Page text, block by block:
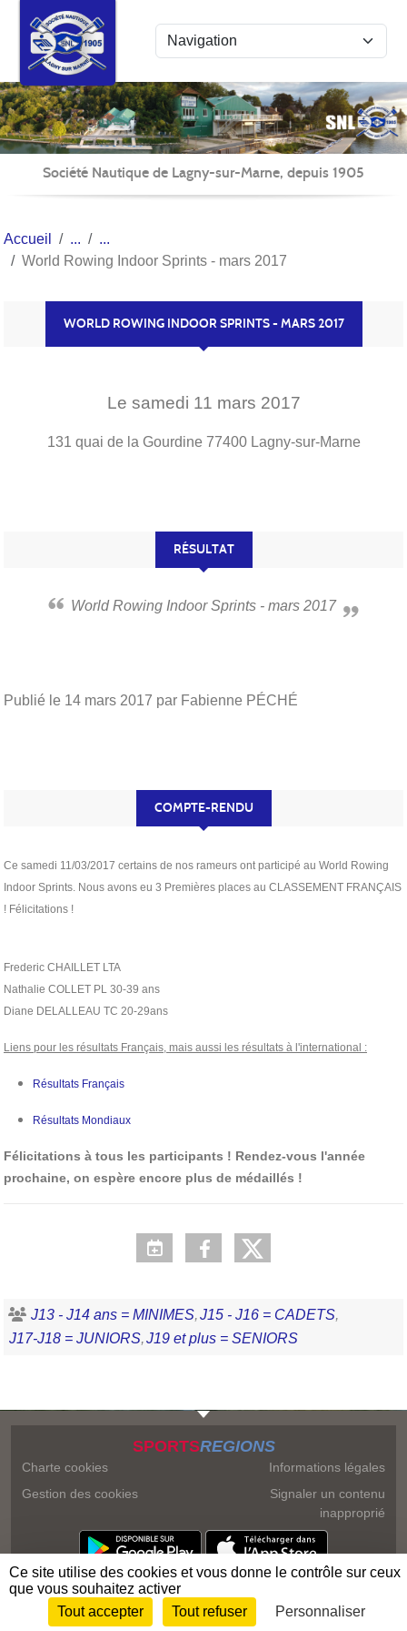
Société Nautique de Lagny-sur-Marne, depuis 1905
Accueil
World Rowing Indoor Sprints - mars 2017
WORLD ROWING INDOOR SPRINTS - MARS 2017
Le samedi 11 mars 2017
131 quai de la Gourdine 77400 Lagny-sur-Marne
RÉSULTAT
World Rowing Indoor Sprints - mars 2017
Publié le 14 mars 2017 par Fabienne PÉCHÉ
COMPTE-RENDU
Ce samedi 11/03/2017 certains de nos rameurs ont participé au World Rowing
Indoor Sprints. Nous avons eu 3 Premières places au CLASSEMENT FRANÇAIS
! Félicitations !
Frederic CHAILLET LTA
Nathalie COLLET PL 30-39 ans
Diane DELALLEAU TC 20-29ans
Liens pour les résultats Français, mais aussi les résultats à l'international :
Résultats Français
Résultats Mondiaux
Félicitations à tous les participants ! Rendez-vous l'année
prochaine, on espère encore plus de médaillés !
J13 - J14 ans = MINIMES J15 - J16 = CADETS
J17-J18 = JUNIORS J19 et plus = SENIORS
SPORTSREGIONS
Charte cookies
Gestion des cookies
Informations légales
Signaler un contenu
inapproprié
Envie de participer ? Connexion
Panneau de gestion des cookies
Ce site utilise des cookies et vous donne le contrôle sur ceux
que vous souhaitez activer
Tout accepter
Tout refuser Personnaliser